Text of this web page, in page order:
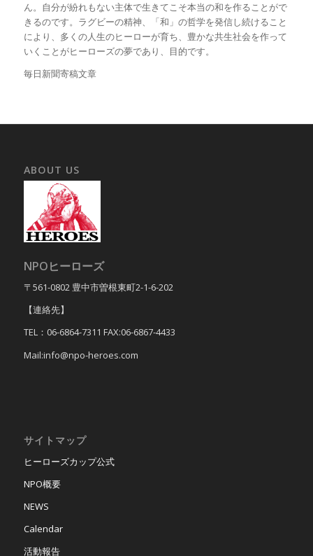
ん。自分が紛れもない主体で生きてこそ本当の和を作ることがで
きるのです。ラグビーの精神、「和」の哲学を発信し続けること
により、多くの人生のヒーローが育ち、豊かな共生社会を作って
いくことがヒーローズの夢であり、目的です。
毎日新聞寄稿文章
ABOUT US
NPOヒーローズ
〒561-0802 豊中市曽根東町2-1-6-202
【連絡先】
TEL：06-6864-7311 FAX:06-6867-4433
Mail:info@npo-heroes.com
サイトマップ
ヒーローズカップ公式
NPO概要
NEWS
Calendar
活動報告